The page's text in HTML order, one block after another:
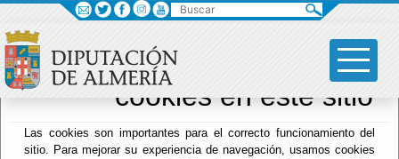
Sus opciones en
relación al uso de
cookies en este sitio
Las cookies son importantes para el correcto funcionamiento del
sitio. Para mejorar su experiencia de navegación, usamos cookies
Archivo Biblioteca
Buscar